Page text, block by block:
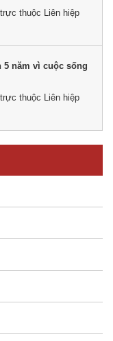
thuộc Liên hiệp
5 năm vì cuộc sống
thuộc Liên hiệp